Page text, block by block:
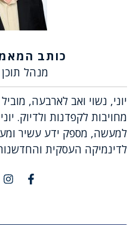
כותב
מנהל
יוני, נשוי ואב לארבעה,
מחויבות לקפדנות ולדיוק.
למעשה, מספק ידע עשיר
לדינמיקה העסקית